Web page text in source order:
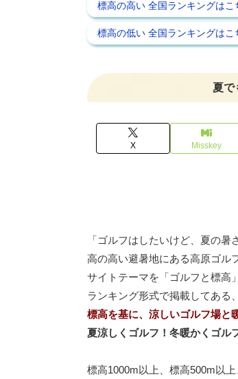
標高の高い 全国ランキングはこ
標高の低い 全国ランキングはこ
夏で
X Misskey
「ゴルフはしたいけど、夏の
高の高い避暑地にある高原ゴル
サイトテーマを「ゴルフと標高
ランキング形式で掲載してある
標高を基に、涼しいゴルフ場と
夏涼しくゴルフ！冬暖かくゴル
標高1000m以上、標高500m以